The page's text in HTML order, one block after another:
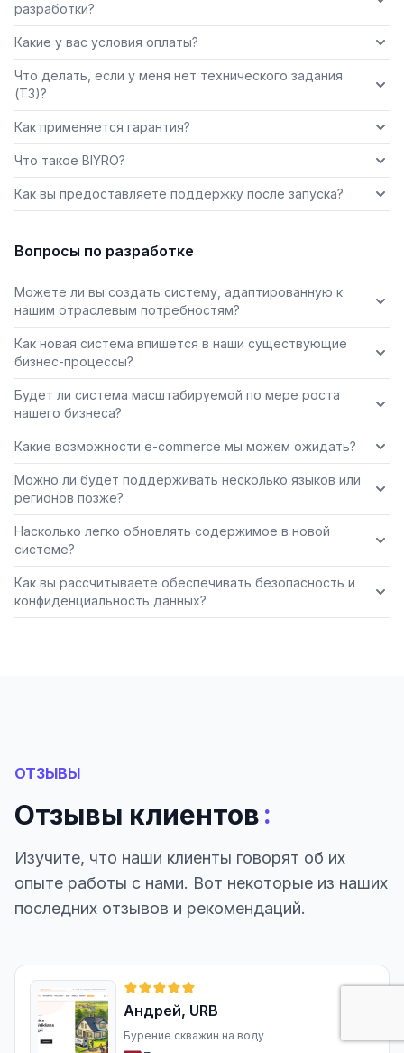
разработки?
Какие у вас условия оплаты?
Что делать, если у меня нет технического задания
(ТЗ)?
Как применяется гарантия?
Что такое BIYRO?
Как вы предоставляете поддержку после запуска?
Вопросы по разработке
Можете ли вы создать систему, адаптированную к
нашим отраслевым потребностям?
Как новая система впишется в наши существующие
бизнес-процессы?
Будет ли система масштабируемой по мере роста
нашего бизнеса?
Какие возможности e-commerce мы можем ожидать?
Можно ли будет поддерживать несколько языков или
регионов позже?
Насколько легко обновлять содержимое в новой
системе?
Как вы рассчитываете обеспечивать безопасность и
конфиденциальность данных?
ОТЗЫВЫ
Отзывы клиентов:
Изучите, что наши клиенты говорят об их
опыте работы с нами. Вот некоторые из наших
последних отзывов и рекомендаций.
Андрей, URB
Бурение скважин на воду